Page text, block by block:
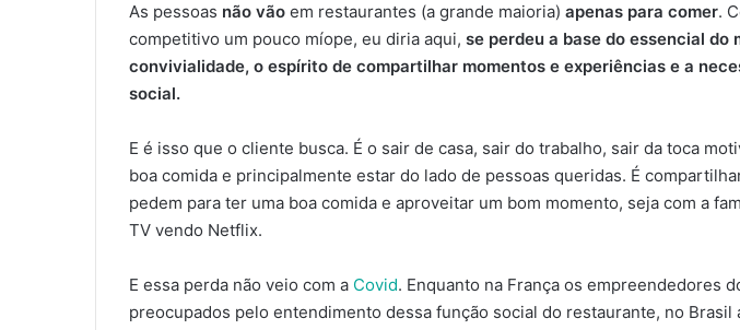
As pessoas não vão em restaurantes (a grande maioria) apenas para comer.
competitivo um pouco míope, eu diria aqui, se perdeu a base do essencial do
convivialidade, o espírito de compartilhar momentos e experiências e a
social.
E é isso que o cliente busca. É o sair de casa, sair do trabalho, sair da toca
boa comida e principalmente estar do lado de pessoas queridas. É
pedem para ter uma boa comida e aproveitar um bom momento, seja com a
TV vendo Netflix.
E essa perda não veio com a Covid. Enquanto na França os empreendedores
preocupados pelo entendimento dessa função social do restaurante, no Brasil